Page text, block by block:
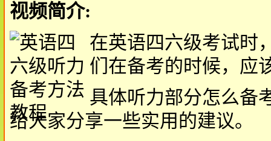
视频简介:
在英语四六级考试时
们在备考的时候，应
具体听力部分怎么备
给大家分享一些实用的建议。